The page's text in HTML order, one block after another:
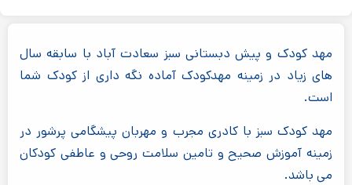
مهد کودک و پیش دبستانی سبز سعادت آباد با سابقه سال
های زیاد در زمینه مهدکودک آماده نگه داری از کودک شما
است.
مهد کودک سبز با کادری مجرب و مهربان پیشگامی پرشور در
زمینه آموزش صحیح و تامین سلامت روحی و عاطفی کودکان
می باشد.